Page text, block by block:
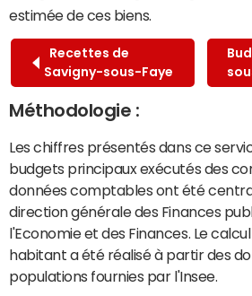
estimée de ces biens.
Recettes de
Savigny-sous-Faye
Méthodologie :
Les chiffres présentés dans ce
budgets principaux exécutés des
données comptables ont été
direction générale des Finances
l'Economie et des Finances. Le
habitant a été réalisé à partir des
populations fournies par l'Insee.